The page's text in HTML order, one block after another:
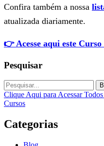
Confira também a nossa
atualizada diariamente.
👉 Acesse aqui este
Pesquisar
Clique Aqui para Acessar
Cursos
Categorias